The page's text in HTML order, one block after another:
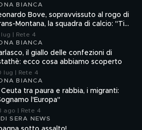
BIANCA
Bove, sopravvissuto al rogo di
Montana, la squadra di calcio: "Ti
lug | Rete 4
BIANCA
il giallo delle confezioni di
ecco cosa abbiamo scoperto
lug | Rete 4
BIANCA
tra paura e rabbia, i migranti:
l'Europa"
ago | Rete 4
SERA NEWS